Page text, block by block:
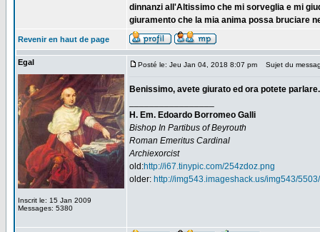
dinnanzi all'Altissimo che mi sorveglia e mi
giuramento che la mia anima possa bruciare
Revenir en haut de page
Egal
Inscrit le: 15 Jan 2009
Messages: 5380
Posté le: Jeu Jan 04, 2018 8:07 pm Sujet du
Benissimo, avete giurato ed ora potete
H. Em. Edoardo Borromeo Galli
Bishop In Partibus of Beyrouth
Roman Emeritus Cardinal
Archiexorcist
old:http://i67.tinypic.com/254zdoz.png
older: http://img543.imageshack.us/img543/